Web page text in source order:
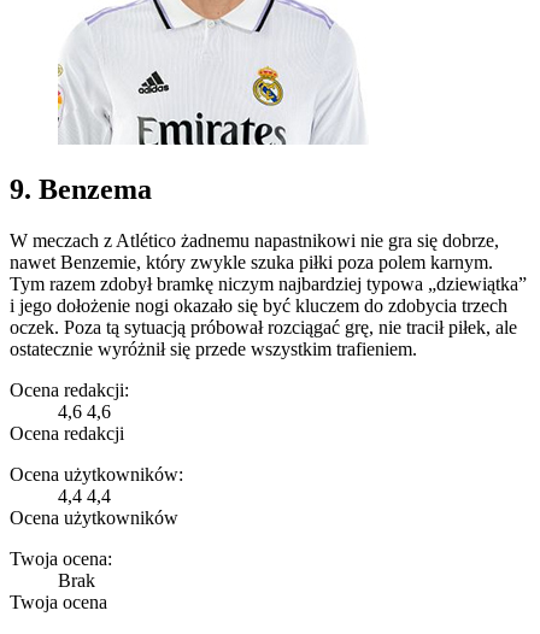
9. Benzema
W meczach z Atlético żadnemu napastnikowi nie gra się dobrze,
nawet Benzemie, który zwykle szuka piłki poza polem karnym.
Tym razem zdobył bramkę niczym najbardziej typowa „dziewiątka”
i jego dołożenie nogi okazało się być kluczem do zdobycia trzech
oczek. Poza tą sytuacją próbował rozciągać grę, nie tracił piłek, ale
ostatecznie wyróżnił się przede wszystkim trafieniem.
Ocena redakcji:
4,6 4,6
Ocena redakcji
Ocena użytkowników:
4,4 4,4
Ocena użytkowników
Twoja ocena:
Brak
Twoja ocena